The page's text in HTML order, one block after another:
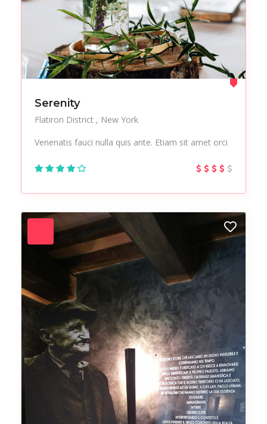
Serenity
Flatiron District
New York
Venenatis fauci nulla quis ante. Etiam sit amet orci